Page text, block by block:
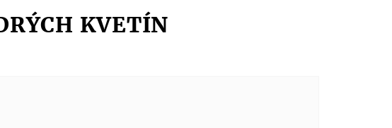
KVETÍN